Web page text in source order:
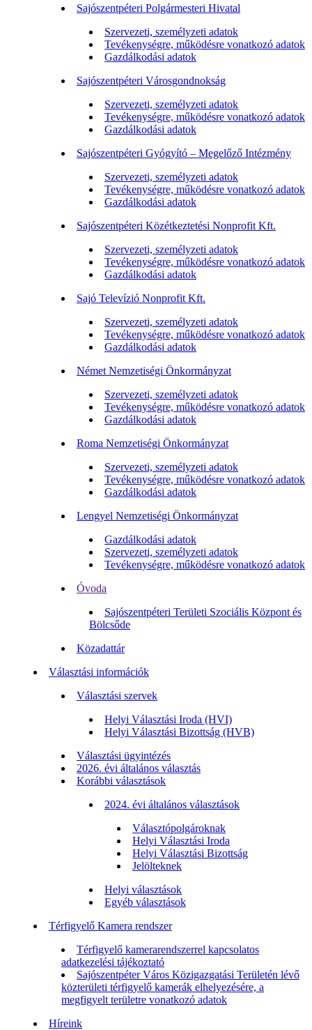
Sajószentpéteri Polgármesteri Hivatal
Szervezeti, személyzeti adatok
Tevékenységre, működésre vonatkozó adatok
Gazdálkodási adatok
Sajószentpéteri Városgondnokság
Szervezeti, személyzeti adatok
Tevékenységre, működésre vonatkozó adatok
Gazdálkodási adatok
Sajószentpéteri Gyógyító – Megelőző Intézmény
Szervezeti, személyzeti adatok
Tevékenységre, működésre vonatkozó adatok
Gazdálkodási adatok
Sajószentpéteri Közétkeztetési Nonprofit Kft.
Szervezeti, személyzeti adatok
Tevékenységre, működésre vonatkozó adatok
Gazdálkodási adatok
Sajó Televízió Nonprofit Kft.
Szervezeti, személyzeti adatok
Tevékenységre, működésre vonatkozó adatok
Gazdálkodási adatok
Német Nemzetiségi Önkormányzat
Szervezeti, személyzeti adatok
Tevékenységre, működésre vonatkozó adatok
Gazdálkodási adatok
Roma Nemzetiségi Önkormányzat
Szervezeti, személyzeti adatok
Tevékenységre, működésre vonatkozó adatok
Gazdálkodási adatok
Lengyel Nemzetiségi Önkormányzat
Gazdálkodási adatok
Szervezeti, személyzeti adatok
Tevékenységre, működésre vonatkozó adatok
Óvoda
Sajószentpéteri Területi Szociális Központ és
Bölcsőde
Közadattár
Választási információk
Választási szervek
Helyi Választási Iroda (HVI)
Helyi Választási Bizottság (HVB)
Választási ügyintézés
2026. évi általános választás
Korábbi választások
2024. évi általános választások
Választópolgároknak
Helyi Választási Iroda
Helyi Választási Bizottság
Jelölteknek
Helyi választások
Egyéb választások
Térfigyelő Kamera rendszer
Térfigyelő kamerarendszerrel kapcsolatos
adatkezelési tájékoztató
Sajószentpéter Város Közigazgatási Területén lévő
közterületi térfigyelő kamerák elhelyezésére, a
megfigyelt területre vonatkozó adatok
Híreink